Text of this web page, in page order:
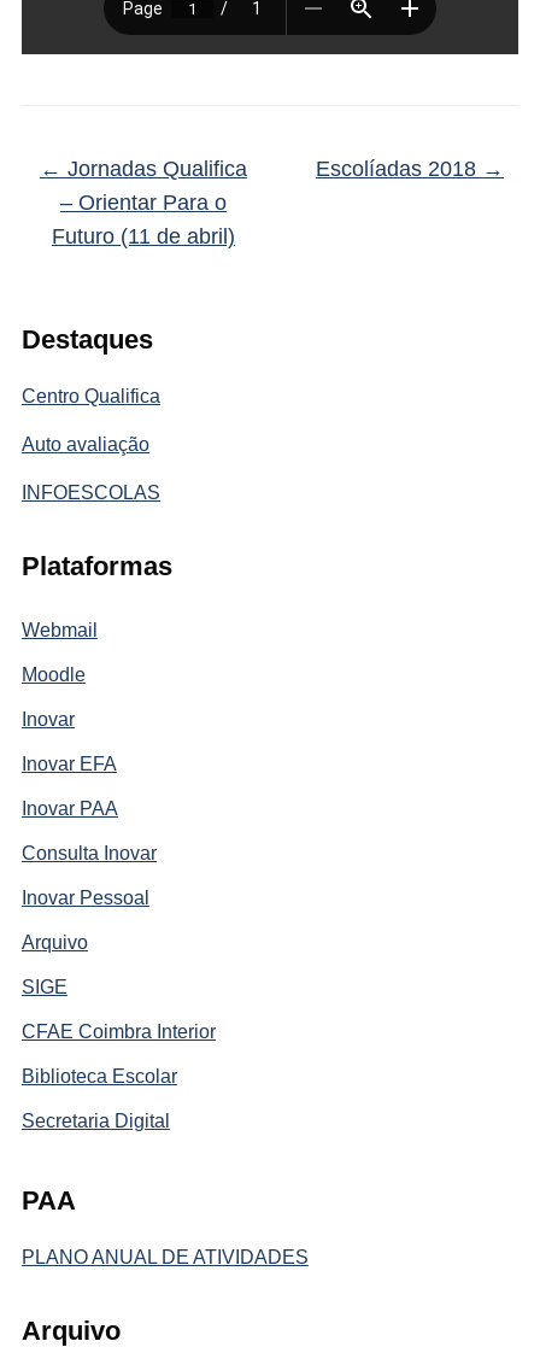
Destaques
Centro Qualifica
Auto avaliação
INFOESCOLAS
Plataformas
Webmail
Moodle
Inovar
Inovar EFA
Inovar PAA
Consulta Inovar
Inovar Pessoal
Arquivo
SIGE
CFAE Coimbra Interior
Biblioteca Escolar
Secretaria Digital
PAA
PLANO ANUAL DE ATIVIDADES
Arquivo
← Jornadas Qualifica
– Orientar Para o
Futuro (11 de abril)
Escolíadas 2018 →